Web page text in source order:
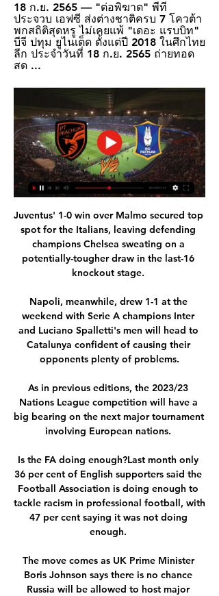
18 ก.ย. 2565 — "ต่อพิฆาต" พีที
ประจวบ เอฟซี ส่งต่างชาติครบ 7 โควต้า
พกสถิติสุดหรู ไม่เคยแพ้ "เดอะ แรบบิท"
บีจี ปทุม ยูไนเต็ด ตั้งแต่ปี 2018 ในศึกไทย
ลีก ประจำวันที่ 18 ก.ย. 2565 ถ่ายทอด
สด ...
Juventus' 1-0 win over Malmo secured top
spot for the Italians, leaving defending
champions Chelsea sweating on a
potentially-tougher draw in the last-16
knockout stage.
Napoli, meanwhile, drew 1-1 at the
weekend with Serie A champions Inter
and Luciano Spalletti's men will head to
Catalunya confident of causing their
opponents plenty of problems.
As in previous editions, the 2023/23
Nations League competition will have a
big bearing on the next major tournament
involving European nations.
Is the FA doing enough?Last month only
36 per cent of English supporters said the
Football Association is doing enough to
tackle racism in professional football, with
47 per cent saying it was not doing
enough.
The move comes as UK Prime Minister
Boris Johnson says there is no chance
Russia will be allowed to host major